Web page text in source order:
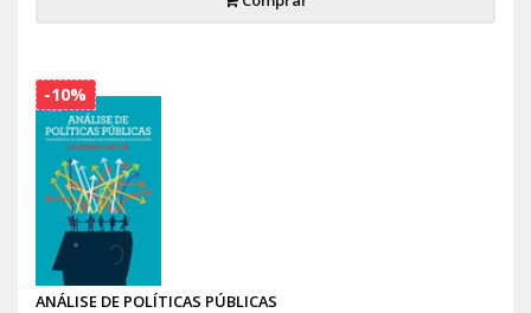
ANÁLISE DE POLÍTICAS PÚBLICAS
-10%